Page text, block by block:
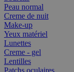
Peau normal
Creme de nuit
Make-up
Yeux matériel
Lunettes
Creme - gel
Lentilles